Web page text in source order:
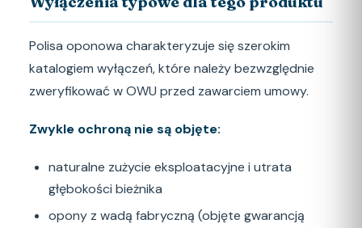
Polisa oponowa charakteryzuje się szerokim
katalogiem wyłączeń, które należy bezwzględnie
zweryfikować w OWU przed zawarciem umowy.
Zwykle ochroną nie są objęte:
naturalne zużycie eksploatacyjne i utrata
głębokości bieżnika
opony z wadą fabryczną (objęte gwarancją